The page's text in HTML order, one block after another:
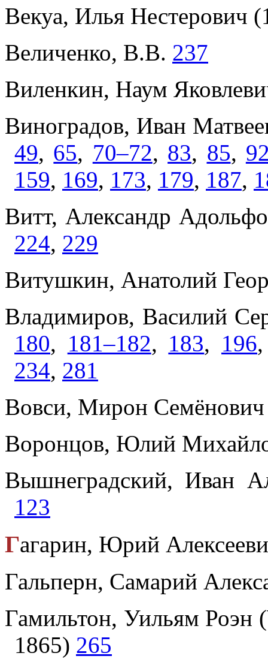
Векуа, Илья Нестерович
Величенко, В.В. 237
Виленкин, Наум
Виноградов, Иван
49, 65, 70–72, 83, 85,
159, 169, 173, 179, 187,
Витт, Александр
224, 229
Витушкин, Анатолий
Владимиров, Василий
180, 181–182, 183, 196
234, 281
Вовси, Мирон
Воронцов, Юлий
Вышнеградский, Иван
123
Гагарин, Юрий
Гальперн, Самарий
Гамильтон, Уильям Роэн
1865) 265